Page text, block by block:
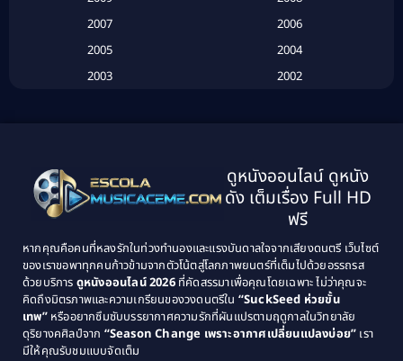
Classic หนังคลาสสิก(25)
Classic หนังคลาสสิก(134)
Classic หนังคลาสสิก(21)
Comedy ตลก(515)
Comedy ตลก(46)
2007
2006
2005
2004
2003
2002
1995
1994
1993
1992
1989
1988
1987
1986
1985
1984
1983
1982
ดูหนังออนไลน์ ดูหนัง
ดัง เต็มเรื่อง Full HD
ฟรี
หากคุณคือคนที่หลงรักในท่วงทำนองและแรงบันดาลใจจากเสียงดนตรี เว็บไซต์
ของเราขอพาทุกคนก้าวข้ามจากตัวโน้ตสู่โลกภาพยนตร์ที่เต็มไปด้วยอรรถรส
ด้วยบริการ ดูหนังออนไลน์ 2026ที่คัดสรรมาเพื่อคุณโดยเฉพาะ ไม่ว่าคุณจะ
คิดถึงมิตรภาพและความเกรียนของวงดนตรีใน “SuckSeed ห่วยขั้น
เทพ”หรืออยากซึมซับบรรยากาศความรักที่ผันแปรตามฤดูกาลในวิทยาลัย
ดุริยางคศิลป์จาก “Season Change เพราะอากาศเปลี่ยนแปลงบ่อย” เรา
มีให้คุณรับชมแบบจัดเต็ม